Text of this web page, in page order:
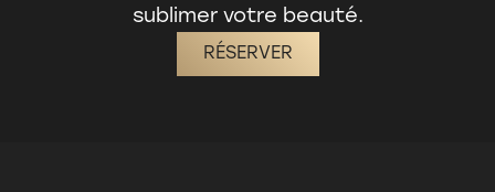
sublimer votre beauté.
RÉSERVER